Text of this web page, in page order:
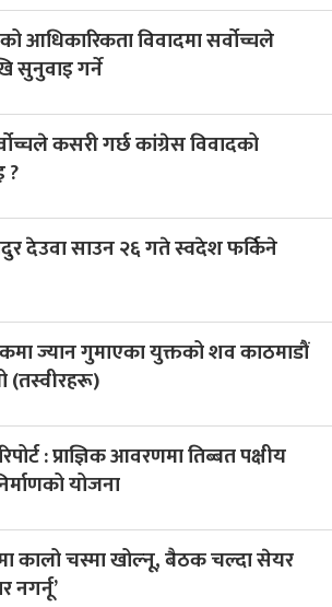
आधिकारिकता विवादमा सर्वोच्चले
सुनुवाइ गर्ने
कसरी गर्छ कांग्रेस विवादको
?
देउवा साउन २६ गते स्वदेश फर्किने
ज्यान गुमाएका युक्तको शव काठमाडौं
(तस्वीरहरू)
: प्राज्ञिक आवरणमा तिब्बत पक्षीय
योजना
कालो चस्मा खोल्नू, बैठक चल्दा सेयर
नगर्नू’